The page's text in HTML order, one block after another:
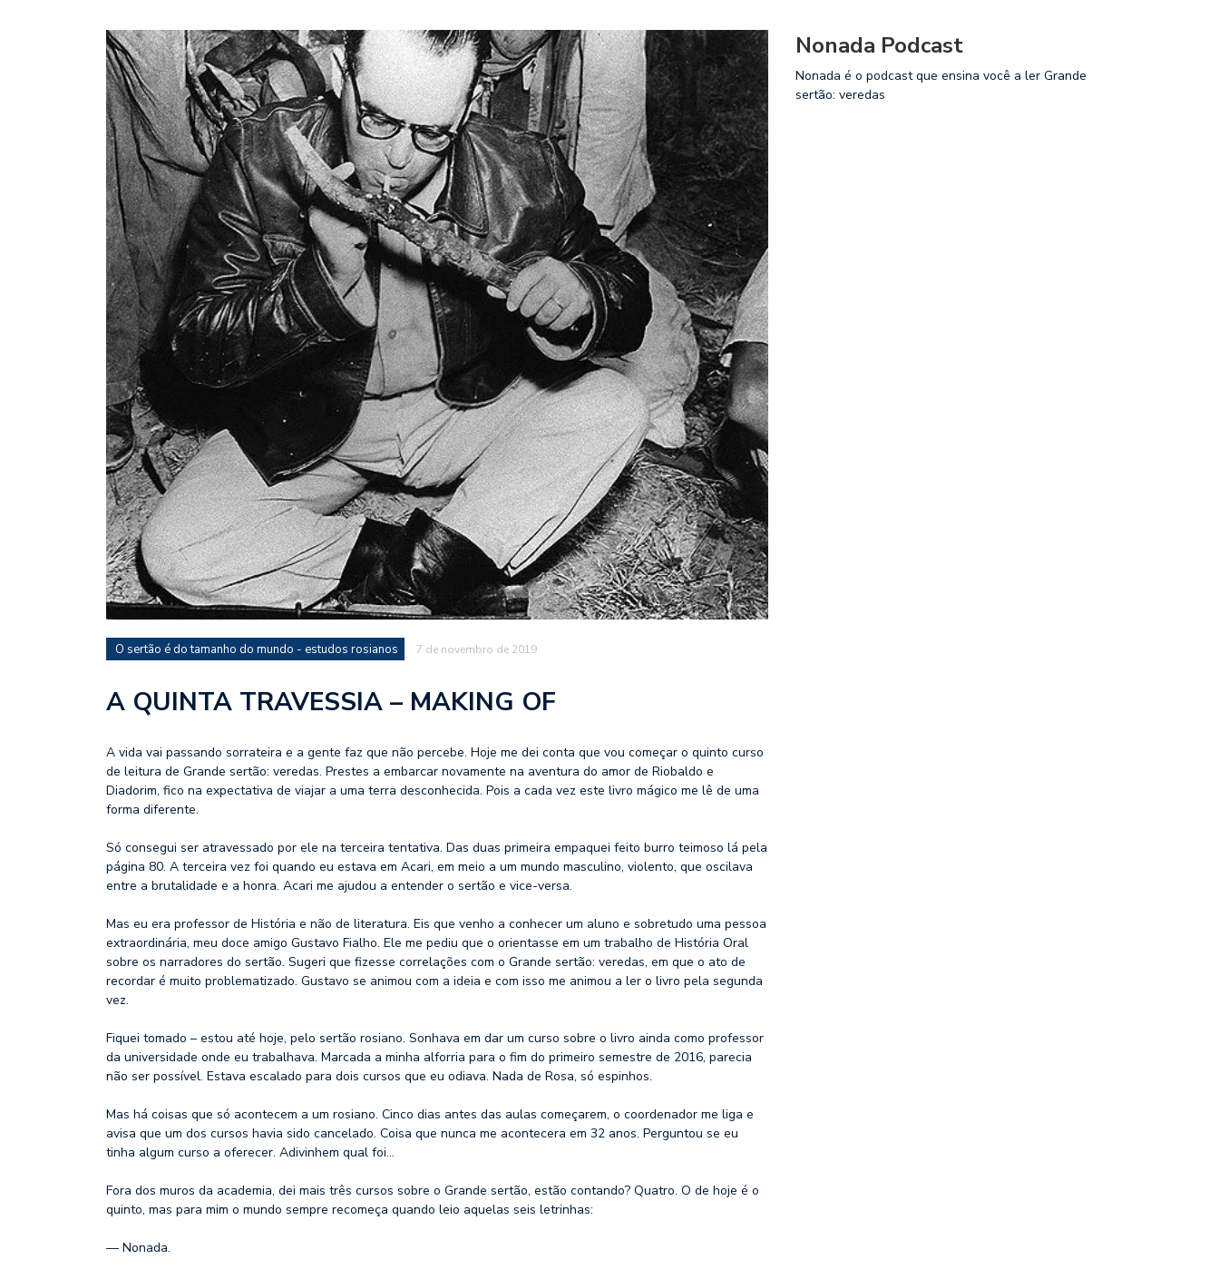
O sertão é do tamanho do mundo - estudos rosianos 7 de novembro de 2019
A QUINTA TRAVESSIA – MAKING OF
A vida vai passando sorrateira e a gente faz que não percebe. Hoje me dei conta que vou começar o quinto curso
de leitura de Grande sertão: veredas. Prestes a embarcar novamente na aventura do amor de Riobaldo e
Diadorim, fico na expectativa de viajar a uma terra desconhecida. Pois a cada vez este livro mágico me lê de uma
forma diferente.
Só consegui ser atravessado por ele na terceira tentativa. Das duas primeira empaquei feito burro teimoso lá pela
página 80. A terceira vez foi quando eu estava em Acari, em meio a um mundo masculino, violento, que oscilava
entre a brutalidade e a honra. Acari me ajudou a entender o sertão e vice-versa.
Mas eu era professor de História e não de literatura. Eis que venho a conhecer um aluno e sobretudo uma pessoa
extraordinária, meu doce amigo Gustavo Fialho. Ele me pediu que o orientasse em um trabalho de História Oral
sobre os narradores do sertão. Sugeri que fizesse correlações com o Grande sertão: veredas, em que o ato de
recordar é muito problematizado. Gustavo se animou com a ideia e com isso me animou a ler o livro pela segunda
vez.
Fiquei tomado – estou até hoje, pelo sertão rosiano. Sonhava em dar um curso sobre o livro ainda como professor
da universidade onde eu trabalhava. Marcada a minha alforria para o fim do primeiro semestre de 2016, parecia
não ser possível. Estava escalado para dois cursos que eu odiava. Nada de Rosa, só espinhos.
Mas há coisas que só acontecem a um rosiano. Cinco dias antes das aulas começarem, o coordenador me liga e
avisa que um dos cursos havia sido cancelado. Coisa que nunca me acontecera em 32 anos. Perguntou se eu
tinha algum curso a oferecer. Adivinhem qual foi…
Fora dos muros da academia, dei mais três cursos sobre o Grande sertão, estão contando? Quatro. O de hoje é o
quinto, mas para mim o mundo sempre recomeça quando leio aquelas seis letrinhas:
— Nonada.
Nonada Podcast
Nonada é o podcast que ensina você a ler Grande
sertão: veredas